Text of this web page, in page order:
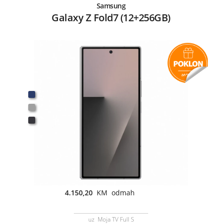
Samsung
Galaxy Z Fold7 (12+256GB)
4.150,20 KM odmah
uz Moja TV Full S